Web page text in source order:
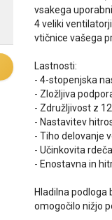
vsakega
4 veliki
vtičnice vašega
Lastnosti:
- 4-stopenjska
- Zložljiva
- Združljivost z
- Nastavitev
- Tiho delovanje
- Učinkovita
- Enostavna in
Hladilna
omogočilo nižjo